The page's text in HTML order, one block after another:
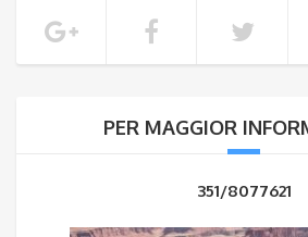
PER MAGGIOR
351/8077621